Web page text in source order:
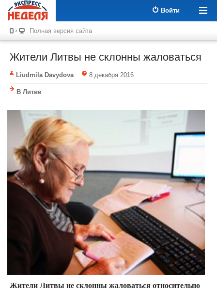
Войти
Полная версия сайта
Жители Литвы не склонны жаловаться
Liudmila Davydova 8 декабря 2016
В Литве
Жители Литвы не склонны жаловаться относительно